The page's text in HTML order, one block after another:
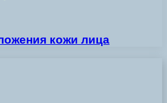
кожи лица